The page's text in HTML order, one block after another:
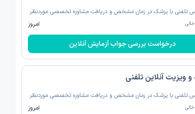
تلفنی با پزشک در زمان مشخص و دریافت مشاوره تخصصی موردنظر
امروز
درخواست بررسی جواب آزمایش آنلاین
ویزیت آنلاین تلفنی
تلفنی با پزشک در زمان مشخص و دریافت مشاوره تخصصی موردنظر
امروز